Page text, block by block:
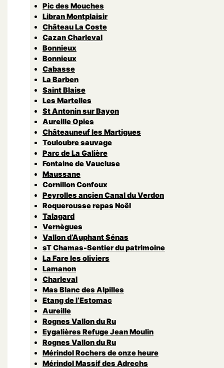
Pic des Mouches
Libran Montplaisir
Château La Coste
Cazan Charleval
Bonnieux
Bonnieux
Cabasse
La Barben
Saint Blaise
Les Martelles
St Antonin sur Bayon
Aureille Opies
Châteauneuf les Martigues
Touloubre sauvage
Parc de La Galière
Fontaine de Vaucluse
Maussane
Cornillon Confoux
Peyrolles ancien Canal du Verdon
Roquerousse repas Noêl
Talagard
Vernègues
Vallon d’Auphant Sénas
sT Chamas-Sentier du patrimoine
La Fare les oliviers
Lamanon
Charleval
Mas Blanc des Alpilles
Etang de l’Estomac
Aureille
Rognes Vallon du Ru
Eygalières Refuge Jean Moulin
Rognes Vallon du Ru
Mérindol Rochers de onze heure
Mérindol Massif des Adrechs